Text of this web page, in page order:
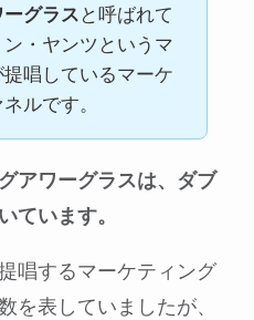
ーグラス と呼ばれて
・ヤンツというマ
唱しているマーケ
ルです。
アワーグラスは、ダブ
ています。
唱するマーケティング
を表していましたが、